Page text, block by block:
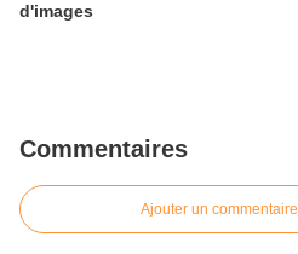
d'images
Commentaires
Ajouter un commentaire